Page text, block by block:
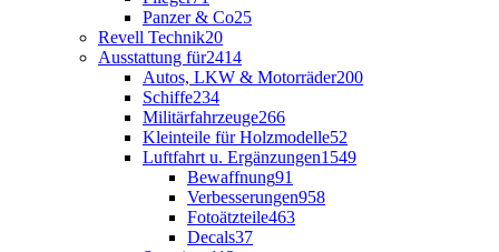
Panzer & Co25
Revell Technik20
Ausstattung für2414
Autos, LKW & Motorräder200
Schiffe234
Militärfahrzeuge266
Kleinteile für Holzmodelle52
Luftfahrt u. Ergänzungen1549
Bewaffnung91
Verbesserungen958
Fotoätzteile463
Decals37